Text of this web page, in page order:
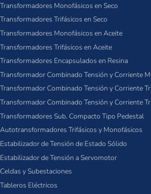
Transformadores Monofásicos en Seco
Transformadores Trifásicos en Seco
Transformadores Monofásicos en Aceite
Transformadores Trifásicos en Aceite
Transformadores Encapsulados en Resina
Transformador Combinado Tensión y Corriente
Transformador Combinado Tensión y Corriente
Transformador Combinado Tensión y Corriente
Transformadores Sub. Compacto Tipo Pedestal
Autotransformadores Trifásicos y Monofásicos
Estabilizador de Tensión de Estado Sólido
Estabilizador de Tensión a Servomotor
Celdas y Subestaciones
Tableros Eléctricos